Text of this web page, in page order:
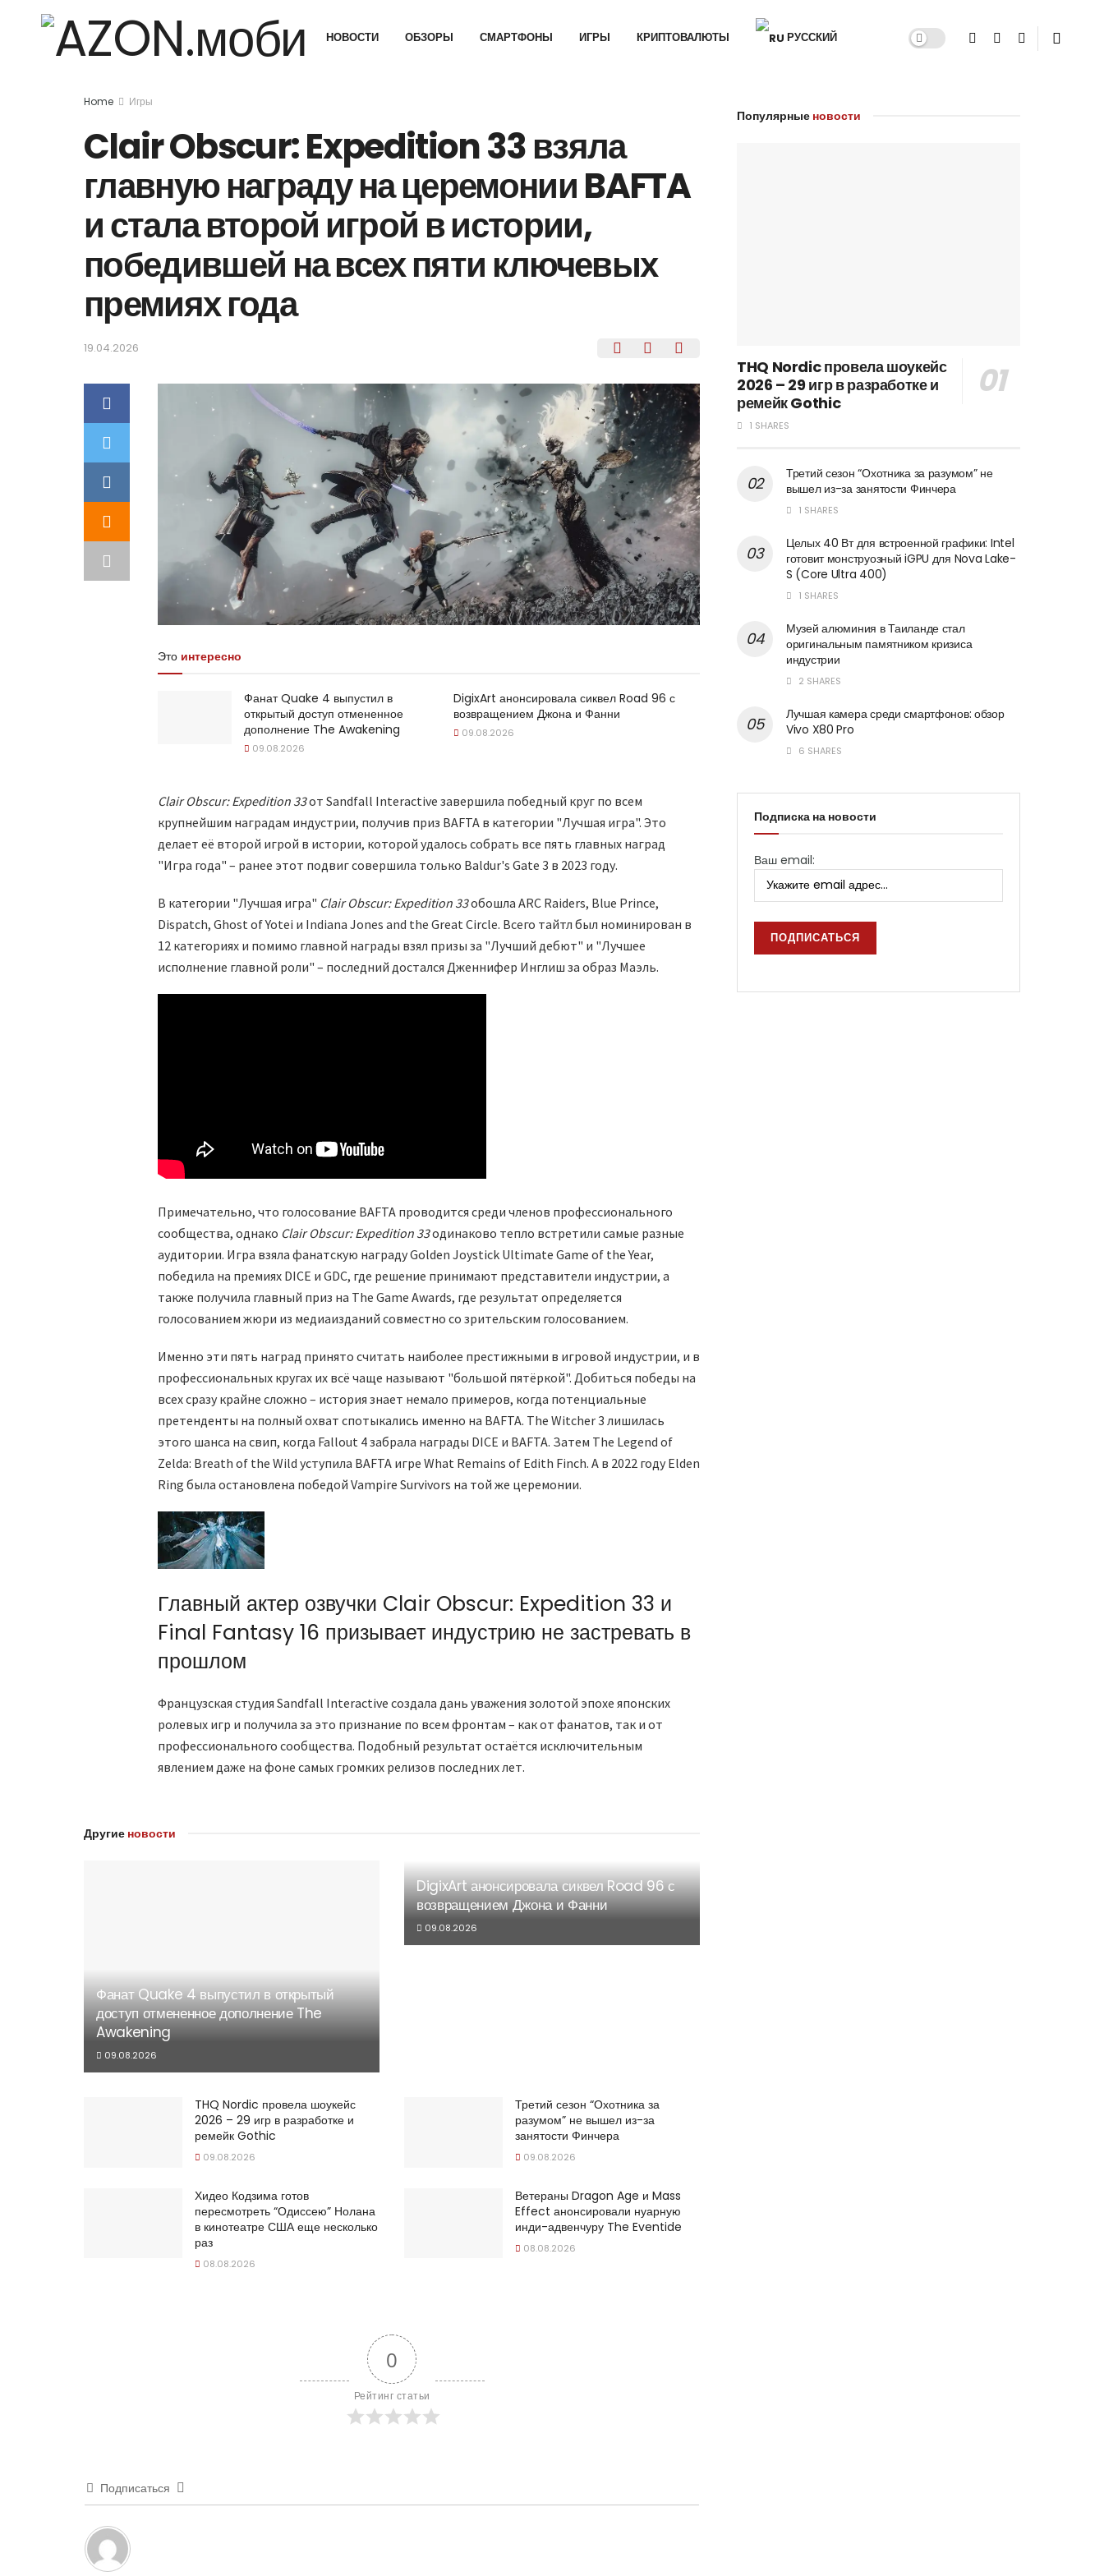
НОВОСТИ ОБЗОРЫ СМАРТФОНЫ ИГРЫ КРИПТОВАЛЮТЫ РУССКИЙ
Home Игры
Clair Obscur: Expedition 33 взяла
главную награду на церемонии BAFTA
и стала второй игрой в истории,
победившей на всех пяти ключевых
премиях года
19.04.2026
Это интересно
Фанат Quake 4 выпустил в
открытый доступ отмененное
дополнение The Awakening
09.08.2026
DigixArt анонсировала сиквел Road 96 с
возвращением Джона и Фанни
09.08.2026
Clair Obscur: Expedition 33от Sandfall Interactive завершила победный круг по всем
крупнейшим наградам индустрии, получив приз BAFTA в категории "Лучшая игра". Это
делает её второй игрой в истории, которой удалось собрать все пять главных наград
"Игра года" – ранее этот подвиг совершила только Baldur's Gate 3 в 2023 году.
В категории "Лучшая игра" Clair Obscur: Expedition 33обошла ARC Raiders, Blue Prince,
Dispatch, Ghost of Yotei и Indiana Jones and the Great Circle. Всего тайтл был номинирован в
12 категориях и помимо главной награды взял призы за "Лучший дебют" и "Лучшее
исполнение главной роли" – последний достался Дженнифер Инглиш за образ Маэль.
Примечательно, что голосование BAFTA проводится среди членов профессионального
сообщества, однако Clair Obscur: Expedition 33одинаково тепло встретили самые разные
аудитории. Игра взяла фанатскую награду Golden Joystick Ultimate Game of the Year,
победила на премиях DICE и GDC, где решение принимают представители индустрии, а
также получила главный приз на The Game Awards, где результат определяется
голосованием жюри из медиаизданий совместно со зрительским голосованием.
Именно эти пять наград принято считать наиболее престижными в игровой индустрии, и в
профессиональных кругах их всё чаще называют "большой пятёркой". Добиться победы на
всех сразу крайне сложно – история знает немало примеров, когда потенциальные
претенденты на полный охват спотыкались именно на BAFTA. The Witcher 3 лишилась
этого шанса на свип, когда Fallout 4 забрала награды DICE и BAFTA. Затем The Legend of
Zelda: Breath of the Wild уступила BAFTA игре What Remains of Edith Finch. А в 2022 году Elden
Ring была остановлена победой Vampire Survivors на той же церемонии.
Главный актер озвучки Clair Obscur: Expedition 33 и
Final Fantasy 16 призывает индустрию не застревать в
прошлом
Французская студия Sandfall Interactive создала дань уважения золотой эпохе японских
ролевых игр и получила за это признание по всем фронтам – как от фанатов, так и от
профессионального сообщества. Подобный результат остаётся исключительным
явлением даже на фоне самых громких релизов последних лет.
Другие новости
Фанат Quake 4 выпустил в открытый
доступ отмененное дополнение The
Awakening
09.08.2026
DigixArt анонсировала сиквел Road 96 с
возвращением Джона и Фанни
09.08.2026
THQ Nordic провела шоукейс
2026 – 29 игр в разработке и
ремейк Gothic
09.08.2026
Третий сезон “Охотника за
разумом” не вышел из-за
занятости Финчера
09.08.2026
Хидео Кодзима готов
пересмотреть “Одиссею” Нолана
в кинотеатре США еще несколько
раз
08.08.2026
Ветераны Dragon Age и Mass
Effect анонсировали нуарную
инди-адвенчуру The Eventide
08.08.2026
0
Рейтинг статьи
Подписаться
Популярные новости
THQ Nordic провела шоукейс
2026 – 29 игр в разработке и
ремейк Gothic
1 SHARES
Третий сезон “Охотника за разумом” не
вышел из-за занятости Финчера
1 SHARES
Целых 40 Вт для встроенной графики: Intel
готовит монструозный iGPU для Nova Lake-
S (Core Ultra 400)
1 SHARES
Музей алюминия в Таиланде стал
оригинальным памятником кризиса
индустрии
2 SHARES
Лучшая камера среди смартфонов: обзор
Vivo X80 Pro
6 SHARES
Подписка на новости
Ваш email: